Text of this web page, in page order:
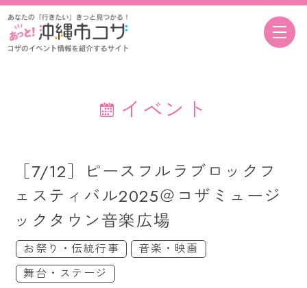
イベント
［7/12］ピースフルラブロックフ
ェスティバル2025＠コザミュージ
ックタウン音楽広場
お祭り・伝統行事
音楽・映画
舞台・ステージ